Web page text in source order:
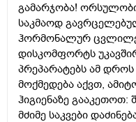
გამარჯობა!
საკმაოდ
ჰორმონალურ
დისკომფორტს
პრეპარატებს ამ
მოქმედება აქვთ,
ჰიგიენაზე გააკეთოთ:
მძიმე საკვები